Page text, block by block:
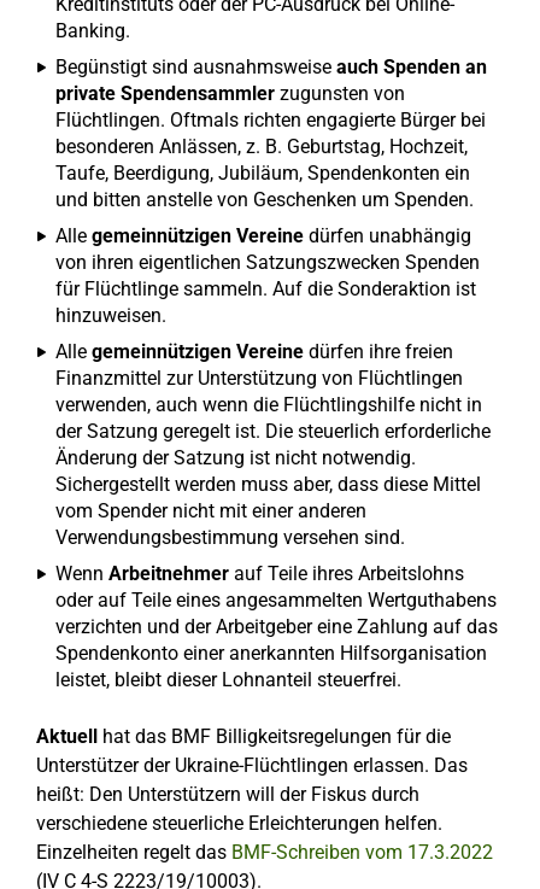
Banking.
Begünstigt sind ausnahmsweise auch Spenden an
private Spendensammler zugunsten von
Flüchtlingen. Oftmals richten engagierte Bürger bei
besonderen Anlässen, z. B. Geburtstag, Hochzeit,
Taufe, Beerdigung, Jubiläum, Spendenkonten ein
und bitten anstelle von Geschenken um Spenden.
Alle gemeinnützigen Vereine dürfen unabhängig
von ihren eigentlichen Satzungszwecken Spenden
für Flüchtlinge sammeln. Auf die Sonderaktion ist
hinzuweisen.
Alle gemeinnützigen Vereine dürfen ihre freien
Finanzmittel zur Unterstützung von Flüchtlingen
verwenden, auch wenn die Flüchtlingshilfe nicht in
der Satzung geregelt ist. Die steuerlich erforderliche
Änderung der Satzung ist nicht notwendig.
Sichergestellt werden muss aber, dass diese Mittel
vom Spender nicht mit einer anderen
Verwendungsbestimmung versehen sind.
Wenn Arbeitnehmer auf Teile ihres Arbeitslohns
oder auf Teile eines angesammelten Wertguthabens
verzichten und der Arbeitgeber eine Zahlung auf das
Spendenkonto einer anerkannten Hilfsorganisation
leistet, bleibt dieser Lohnanteil steuerfrei.
Aktuell hat das BMF Billigkeitsregelungen für die
Unterstützer der Ukraine-Flüchtlingen erlassen. Das
heißt: Den Unterstützern will der Fiskus durch
verschiedene steuerliche Erleichterungen helfen.
Einzelheiten regelt das BMF-Schreiben vom 17.3.2022
(IV C 4-S 2223/19/10003).